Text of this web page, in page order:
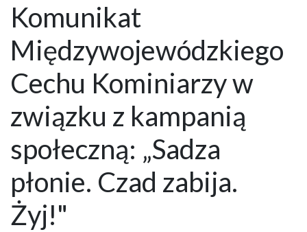
Komunikat
Międzywojewódzkiego
Cechu Kominiarzy w
związku z kampanią
społeczną: „Sadza
płonie. Czad zabija.
Żyj!"